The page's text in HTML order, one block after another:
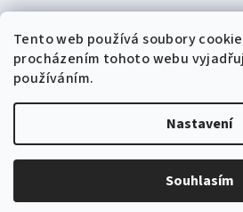
Tento web používá soubory
procházením tohoto webu
používáním.
Nastavení
Souhlasím
jako dárek
15.2.2024
Vytvořil